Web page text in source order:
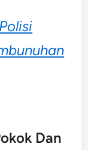
Dan